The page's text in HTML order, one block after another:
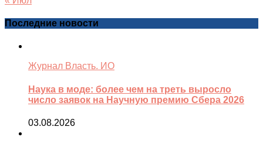
Последние новости
Журнал Власть. ИО
Наука в моде: более чем на треть выросло
число заявок на Научную премию Сбера 2026
03.08.2026